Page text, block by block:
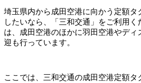
埼玉県内から成田空港に向かう定額タ
したいなら、「三和交通」をご利用
は、成田空港のほかに羽田空港やディ
迎も行っています。
ここでは、三和交通の成田空港定額タ